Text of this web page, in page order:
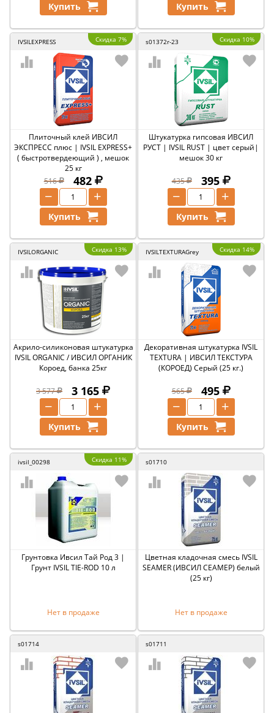
Купить Купить
IVSILEXPRESS Скидка 7%
Плиточный клей ИВСИЛ
ЭКСПРЕСС плюс | IVSIL EXPRESS+
( быстротвердеющий ) , мешок
25 кг
516
482
+
−
Купить
s01372r-23 Скидка 10%
Штукатурка гипсовая ИВСИЛ
РУСТ | IVSIL RUST | цвет серый|
мешок 30 кг
435 395
+
−
Купить
IVSILORGANIC Скидка 13%
Акрило-силиконовая штукатурка
IVSIL ORGANIC / ИВСИЛ ОРГАНИК
Короед, банка 25кг
3 577 3 165
+
−
Купить
IVSILTEXTURAGrey Скидка 14%
Декоративная штукатурка IVSIL
TEXTURA | ИВСИЛ ТЕКСТУРА
(КОРОЕД) Серый (25 кг.)
565 495
+
−
Купить
ivsil_00298 Скидка 11%
Грунтовка Ивсил Тай Род 3 |
Грунт IVSIL TIE-ROD 10 л
Нет в продаже
s01710
Цветная кладочная смесь IVSIL
SEAMER (ИВСИЛ СЕАМЕР) белый
(25 кг)
Нет в продаже
s01714 s01711